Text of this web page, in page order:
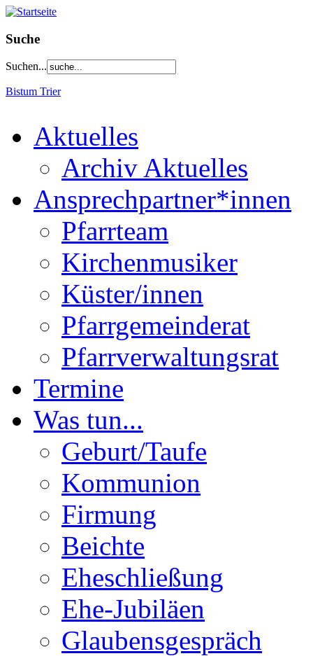
Suche
Suchen...
Bistum Trier
Aktuelles
Archiv Aktuelles
Ansprechpartner*innen
Pfarrteam
Kirchenmusiker
Küster/innen
Pfarrgemeinderat
Pfarrverwaltungsrat
Termine
Was tun...
Geburt/Taufe
Kommunion
Firmung
Beichte
Eheschließung
Ehe-Jubiläen
Glaubensgespräch